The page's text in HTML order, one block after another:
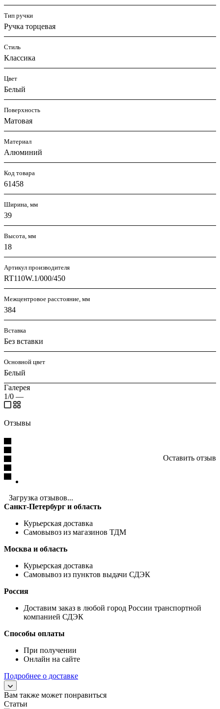
Тип ручки
Ручка торцевая
Стиль
Классика
Цвет
Белый
Поверхность
Матовая
Материал
Алюминий
Код товара
61458
Ширина, мм
39
Высота, мм
18
Артикул производителя
RT110W.1/000/450
Межцентровое расстояние, мм
384
Вставка
Без вставки
Основной цвет
Белый
Галерея
1/0 —
Отзывы
Оставить отзыв
Загрузка отзывов...
Санкт-Петербург и область
Курьерская доставка
Самовывоз из магазинов ТДМ
Москва и область
Курьерская доставка
Самовывоз из пунктов выдачи СДЭК
Россия
Доставим заказ в любой город России транспортной
компанией СДЭК
Способы оплаты
При получении
Онлайн на сайте
Подробнее о доставке
Вам также может понравиться
Статьи